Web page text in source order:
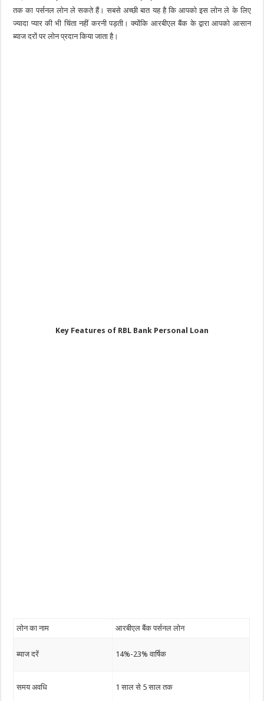
तक का पर्सनल लोन ले सकते हैं। सबसे अच्छी बात यह है कि आपको इस लोन ले के लिए
ज्यादा प्यार की भी चिंता नहीं करनी पड़ती। क्योंकि आरबीएल बैंक के द्वारा आपको आसान
ब्याज दरों पर लोन प्रदान किया जाता है।
Key Features of RBL Bank Personal Loan
लोन का नाम आरबीएल बैंक पर्सनल लोन
ब्याज दरें 14%-23% वार्षिक
समय अवधि 1 साल से 5 साल तक